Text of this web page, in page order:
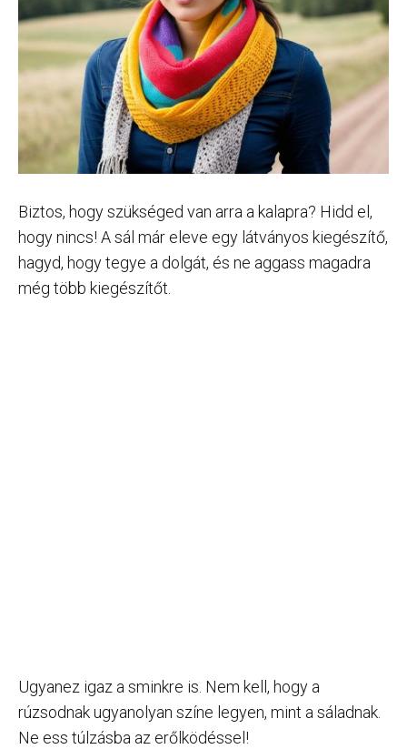
Biztos, hogy szükséged van arra a kalapra? Hidd el,
hogy nincs! A sál már eleve egy látványos kiegészítő,
hagyd, hogy tegye a dolgát, és ne aggass magadra
még több kiegészítőt.
Ugyanez igaz a sminkre is. Nem kell, hogy a
rúzsodnak ugyanolyan színe legyen, mint a sáladnak.
Ne ess túlzásba az erőlködéssel!